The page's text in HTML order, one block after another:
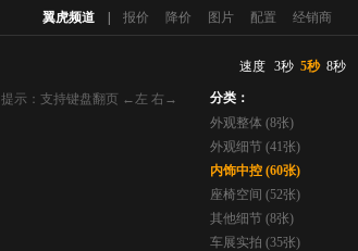
翼虎频道 报价 降价 图片 配置 经销商
提示：支持键盘翻页 ←左 右→
速度 3秒 5秒 8秒
分类：
外观整体 (8张)
外观细节 (41张)
内饰中控 (60张)
座椅空间 (52张)
其他细节 (8张)
车展实拍 (35张)